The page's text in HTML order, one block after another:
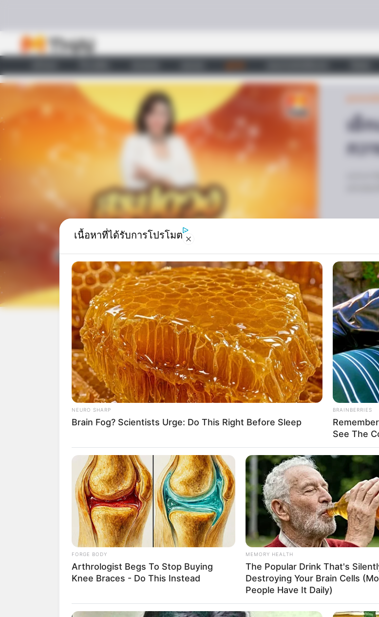
เช็
กว
Home/ดูดวงรายเดือน/ เช็กเลย ดวงมีนาคม 2568 โดยแม่กวาง ไพ่ตอง
ส่องใจ
ดูดวงรายเดือน|
23 ก.พ. 2025
แบ่งปัน
ดวงมีนาคม 2568 โดยแม่กวาง
แม่กวาง ไพ่ตองส่องใจ ทำนายดวงชะตา 12 ราศี ดวงมีนาคม
ก่อน อย่าปล่อยให้โชคชะตาหลุดมือ
ราศีมังกร : ( ผู้ที่เกิด 15 ม.ค
การงาน :ราบรื่นทั้งงานประจำและธุรกิจส่วนตัว เหมาะลงทุน
การเงิน :มีเกณฑ์ได้เงินก้อน ลูกหนี้ใช้คืน เด่นโชคลาภ
ความรัก :คนโสด อยากลงคานต้องลุย คู่รัก มีเกณฑ์แต่งงาน
นอนไม่หลับ พักผ่อนน้อย เวียนศีรษะ
สิ่งศักดิ์สิทธิ์ :กราบเจ้าแม่กวนอิม
ราศีกุมภ์ : ( ผู้ที่เกิด 13 ก.พ.
เนื้อหาที่ได้รับการโปรโมต
NEURO SHARP
Brain Fog? Scientists Urge: Do This Right Before Sleep
BRAINBERRIES
See The
FORGE BODY
Arthrologist Begs To Stop Buying
Knee Braces - Do This Instead
MEMORY HEALTH
The Popular Drink That's
Destroying Your Brain Cells
People Have It Daily)
Unrecognizable